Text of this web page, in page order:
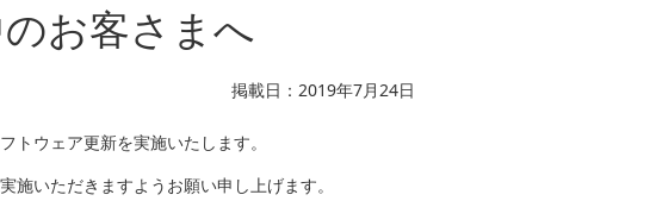
お客さまへ
掲載日：2019年7月24日
ウェア更新を実施いたします。
施いただきますようお願い申し上げます。